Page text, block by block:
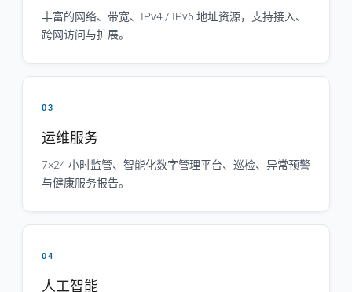
丰富的网络、带宽、IPv4 / IPv6 地址资源，支持接入、
跨网访问与扩展。
03
运维服务
7×24 小时监管、智能化数字管理平台、巡检、异常预警
与健康服务报告。
04
人工智能